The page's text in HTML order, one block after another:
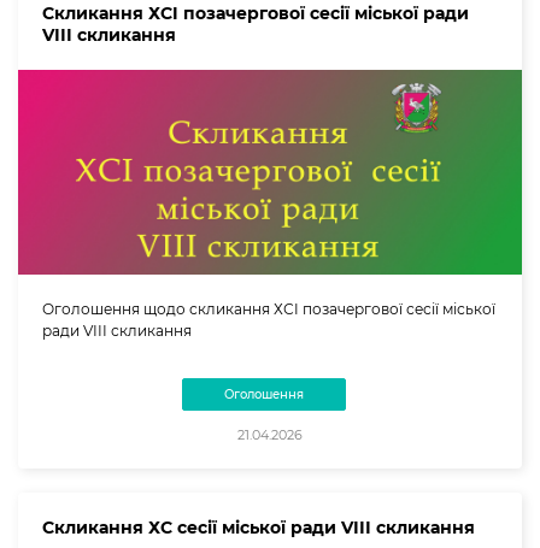
Скликання ХСI позачергової сесії міської ради
VІІІ скликання
Оголошення щодо скликання ХСI позачергової сесії міської
ради VІІІ скликання
Оголошення
21.04.2026
Скликання ХС сесії міської ради VІІІ скликання